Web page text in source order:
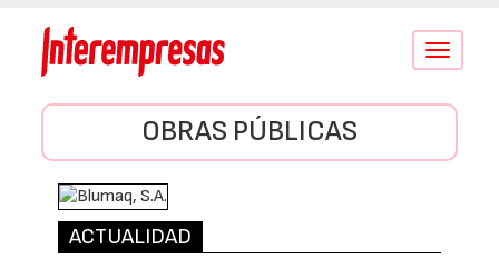
Conmutar
OBRAS PÚBLICAS
ACTUALIDAD